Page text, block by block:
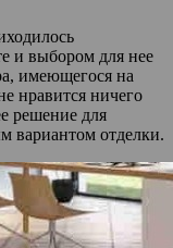
и выбором для нее
имеющегося на
нравится ничего
решение для
вариантом отделки.